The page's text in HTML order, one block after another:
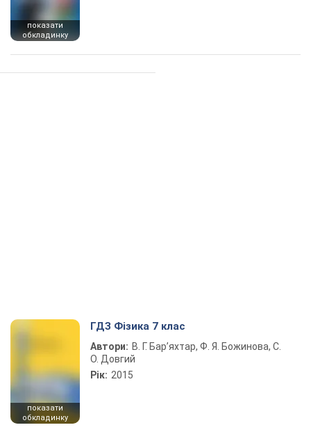
показати
обкладинку
показати
обкладинку
ГДЗ Фізика 7 клас
Автори: В. Г. Бар’яхтар, Ф. Я. Божинова, С.
О. Довгий
Рік: 2015